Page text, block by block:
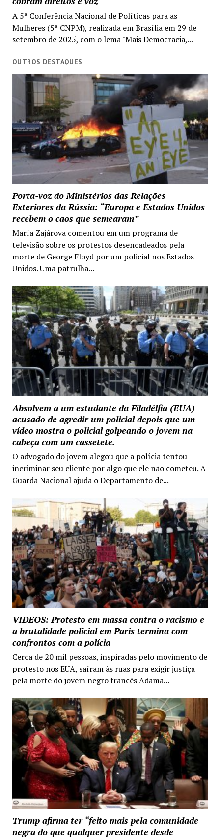
A 5ª Conferência Nacional de Políticas para as
Mulheres (5ª CNPM), realizada em Brasília em 29 de
setembro de 2025, com o lema "Mais Democracia,...
OUTROS DESTAQUES
Porta-voz do Ministérios das Relações
Exteriores da Rússia: “Europa e Estados Unidos
recebem o caos que semearam”
María Zajárova comentou em um programa de
televisão sobre os protestos desencadeados pela
morte de George Floyd por um policial nos Estados
Unidos. Uma patrulha...
Absolvem a um estudante da Filadélfia (EUA)
acusado de agredir um policial depois que um
vídeo mostra o policial golpeando o jovem na
cabeça com um cassetete.
O advogado do jovem alegou que a polícia tentou
incriminar seu cliente por algo que ele não cometeu. A
Guarda Nacional ajuda o Departamento de...
VIDEOS: Protesto em massa contra o racismo e
a brutalidade policial em Paris termina com
confrontos com a polícia
Cerca de 20 mil pessoas, inspiradas pelo movimento de
protesto nos EUA, saíram às ruas para exigir justiça
pela morte do jovem negro francês Adama...
Trump afirma ter “feito mais pela comunidade
negra do que qualquer presidente desde